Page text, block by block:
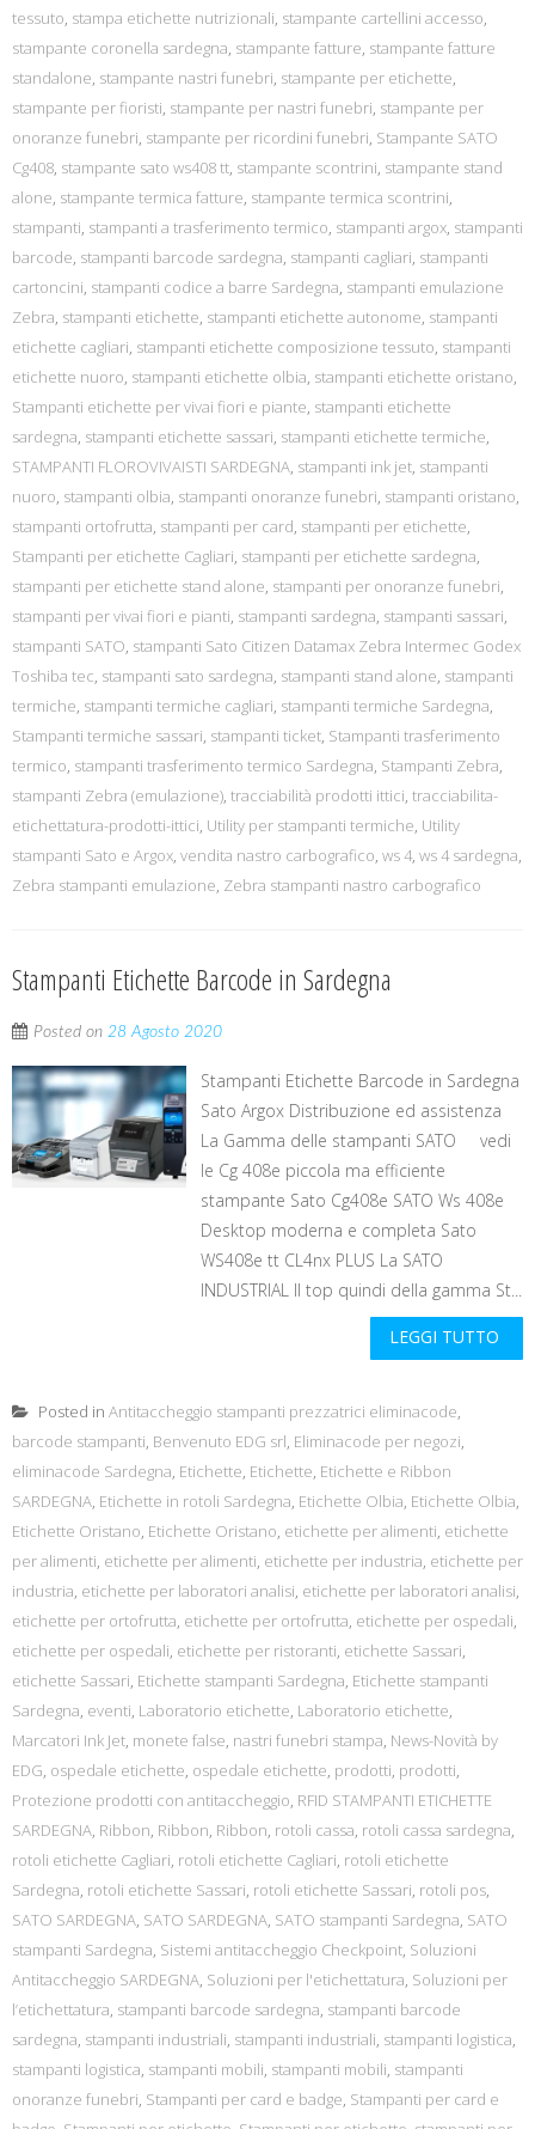
tessuto, stampa etichette nutrizionali, stampante cartellini accesso,
stampante coronella sardegna, stampante fatture, stampante fatture
standalone, stampante nastri funebri, stampante per etichette,
stampante per fioristi, stampante per nastri funebri, stampante per
onoranze funebri, stampante per ricordini funebri, Stampante SATO
Cg408, stampante sato ws408 tt, stampante scontrini, stampante stand
alone, stampante termica fatture, stampante termica scontrini,
stampanti, stampanti a trasferimento termico, stampanti argox, stampanti
barcode, stampanti barcode sardegna, stampanti cagliari, stampanti
cartoncini, stampanti codice a barre Sardegna, stampanti emulazione
Zebra, stampanti etichette, stampanti etichette autonome, stampanti
etichette cagliari, stampanti etichette composizione tessuto, stampanti
etichette nuoro, stampanti etichette olbia, stampanti etichette oristano,
Stampanti etichette per vivai fiori e piante, stampanti etichette
sardegna, stampanti etichette sassari, stampanti etichette termiche,
STAMPANTI FLOROVIVAISTI SARDEGNA, stampanti ink jet, stampanti
nuoro, stampanti olbia, stampanti onoranze funebri, stampanti oristano,
stampanti ortofrutta, stampanti per card, stampanti per etichette,
Stampanti per etichette Cagliari, stampanti per etichette sardegna,
stampanti per etichette stand alone, stampanti per onoranze funebri,
stampanti per vivai fiori e pianti, stampanti sardegna, stampanti sassari,
stampanti SATO, stampanti Sato Citizen Datamax Zebra Intermec Godex
Toshiba tec, stampanti sato sardegna, stampanti stand alone, stampanti
termiche, stampanti termiche cagliari, stampanti termiche Sardegna,
Stampanti termiche sassari, stampanti ticket, Stampanti trasferimento
termico, stampanti trasferimento termico Sardegna, Stampanti Zebra,
stampanti Zebra (emulazione), tracciabilità prodotti ittici, tracciabilita-
etichettatura-prodotti-ittici, Utility per stampanti termiche, Utility
stampanti Sato e Argox, vendita nastro carbografico, ws 4, ws 4 sardegna,
Zebra stampanti emulazione, Zebra stampanti nastro carbografico
Stampanti Etichette Barcode in Sardegna
Posted on 28 Agosto 2020
Stampanti Etichette Barcode in Sardegna
Sato Argox Distribuzione ed assistenza
La Gamma delle stampanti SATO vedi
le Cg 408e piccola ma efficiente
stampante Sato Cg408e SATO Ws 408e
Desktop moderna e completa Sato
WS408e tt CL4nx PLUS La SATO
INDUSTRIAL Il top quindi della gamma St...
LEGGI TUTTO
Posted in Antitaccheggio stampanti prezzatrici eliminacode,
barcode stampanti, Benvenuto EDG srl, Eliminacode per negozi,
eliminacode Sardegna, Etichette, Etichette, Etichette e Ribbon
SARDEGNA, Etichette in rotoli Sardegna, Etichette Olbia, Etichette Olbia,
Etichette Oristano, Etichette Oristano, etichette per alimenti, etichette
per alimenti, etichette per alimenti, etichette per industria, etichette per
industria, etichette per laboratori analisi, etichette per laboratori analisi,
etichette per ortofrutta, etichette per ortofrutta, etichette per ospedali,
etichette per ospedali, etichette per ristoranti, etichette Sassari,
etichette Sassari, Etichette stampanti Sardegna, Etichette stampanti
Sardegna, eventi, Laboratorio etichette, Laboratorio etichette,
Marcatori Ink Jet, monete false, nastri funebri stampa, News-Novità by
EDG, ospedale etichette, ospedale etichette, prodotti, prodotti,
Protezione prodotti con antitaccheggio, RFID STAMPANTI ETICHETTE
SARDEGNA, Ribbon, Ribbon, Ribbon, rotoli cassa, rotoli cassa sardegna,
rotoli etichette Cagliari, rotoli etichette Cagliari, rotoli etichette
Sardegna, rotoli etichette Sassari, rotoli etichette Sassari, rotoli pos,
SATO SARDEGNA, SATO SARDEGNA, SATO stampanti Sardegna, SATO
stampanti Sardegna, Sistemi antitaccheggio Checkpoint, Soluzioni
Antitaccheggio SARDEGNA, Soluzioni per l'etichettatura, Soluzioni per
l’etichettatura, stampanti barcode sardegna, stampanti barcode
sardegna, stampanti industriali, stampanti industriali, stampanti logistica,
stampanti logistica, stampanti mobili, stampanti mobili, stampanti
onoranze funebri, Stampanti per card e badge, Stampanti per card e